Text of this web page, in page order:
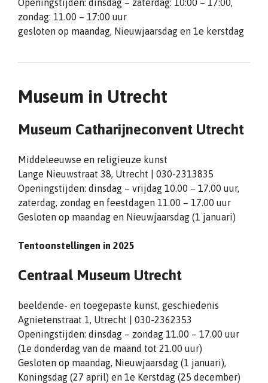
Openingstijden: dinsdag – zaterdag: 10:00 – 17:00,
zondag: 11.00 – 17:00 uur
gesloten op maandag, Nieuwjaarsdag en 1e kerstdag
Museum in Utrecht
Museum Catharijneconvent Utrecht
Middeleeuwse en religieuze kunst
Lange Nieuwstraat 38, Utrecht | 030-2313835
Openingstijden: dinsdag – vrijdag 10.00 – 17.00 uur,
zaterdag, zondag en feestdagen 11.00 – 17.00 uur
Gesloten op maandag en Nieuwjaarsdag (1 januari)
Tentoonstellingen in 2025
Centraal Museum Utrecht
beeldende- en toegepaste kunst, geschiedenis
Agnietenstraat 1, Utrecht | 030-2362353
Openingstijden: dinsdag – zondag 11.00 – 17.00 uur
(1e donderdag van de maand tot 21.00 uur)
Gesloten op maandag, Nieuwjaarsdag (1 januari),
Koningsdag (27 april) en 1e Kerstdag (25 december)